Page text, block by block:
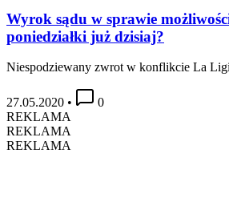
Wyrok sądu w sprawie
poniedziałki już dzisiaj?
Niespodziewany zwrot w konflikcie La
27.05.2020 •
0
REKLAMA
REKLAMA
REKLAMA